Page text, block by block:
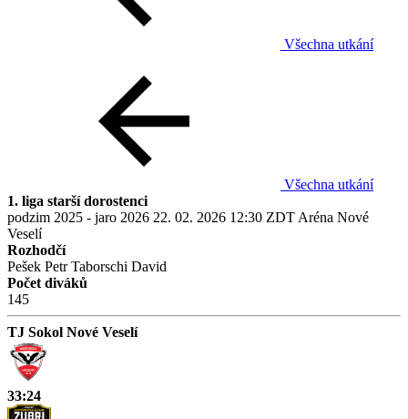
Všechna utkání
Všechna utkání
1. liga starší dorostenci
podzim 2025 - jaro 2026 22. 02. 2026 12:30 ZDT Aréna Nové
Veselí
Rozhodčí
Pešek Petr Taborschi David
Počet diváků
145
TJ Sokol Nové Veselí
33:24